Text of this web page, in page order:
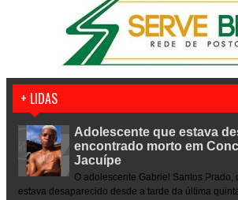
+ LIDAS
Adolescente que estava
encontrado morto em
Jacuípe
O adolescente Gabriel Santos Prado,
estava desaparecido desde a tarde da última